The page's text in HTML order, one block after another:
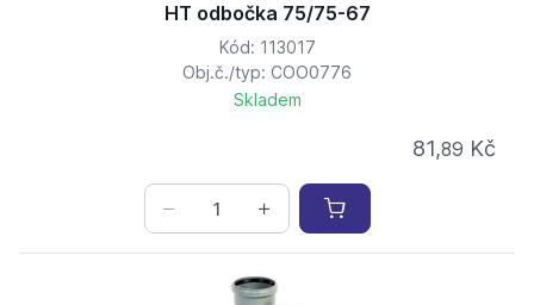
HT odbočka 75/75-67
Kód: 113017
Obj.č./typ: COO0776
Skladem
81,89 Kč